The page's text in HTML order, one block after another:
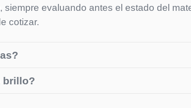
evaluando antes el estado del
cotizar.
brillo?